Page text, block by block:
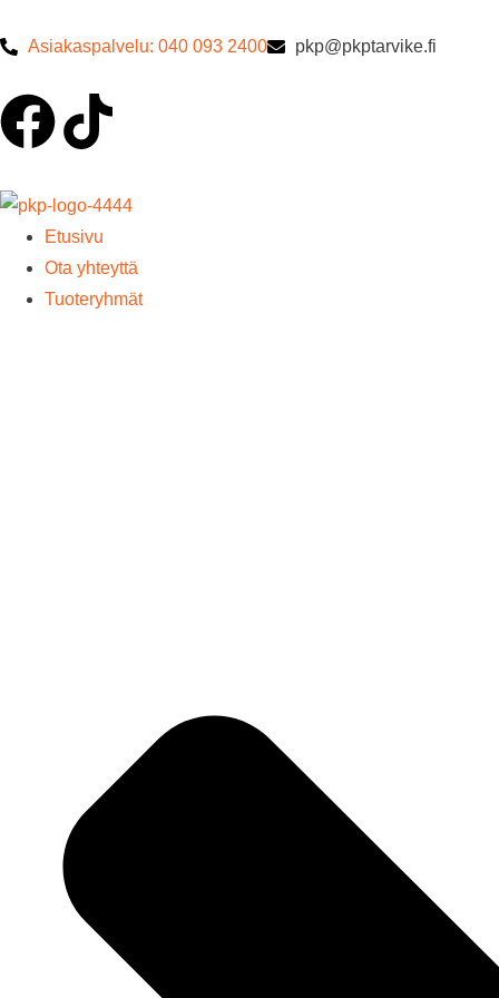
Asiakaspalvelu: 040 093 2400 pkp@pkptarvike.fi
Etusivu
Ota yhteyttä
Tuoteryhmät